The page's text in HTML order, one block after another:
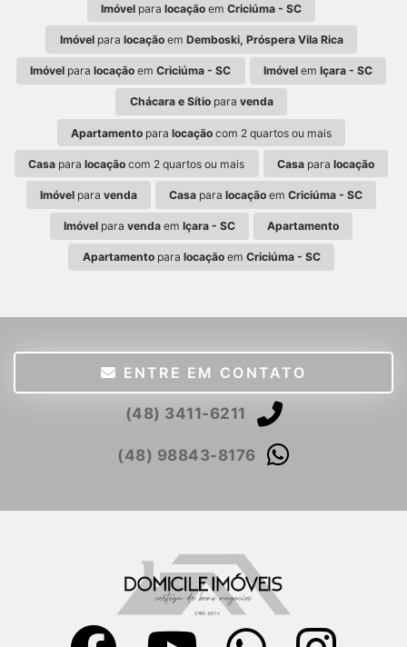
Imóvel para locação em Criciúma - SC
Imóvelpara locaçãoem Demboski, Próspera Vila Rica
Imóvel paralocação emCriciúma - SC Imóvelem Içara - SC
Chácara e Sítiopara venda
Apartamento para locação com 2 quartos ou mais
Casa paralocação com 2 quartos ou mais Casapara locação
Imóvelpara venda Casa paralocação emCriciúma - SC
Imóvelpara vendaem Içara - SC Apartamento
Apartamentopara locaçãoem Criciúma - SC
ENTRE EM CONTATO
(48) 3411-6211
(48) 98843-8176